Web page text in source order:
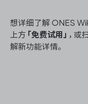
想详细了解 ONES
上方 「免费试用」 ，或
解新功能详情。